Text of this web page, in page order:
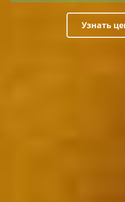
Узнать